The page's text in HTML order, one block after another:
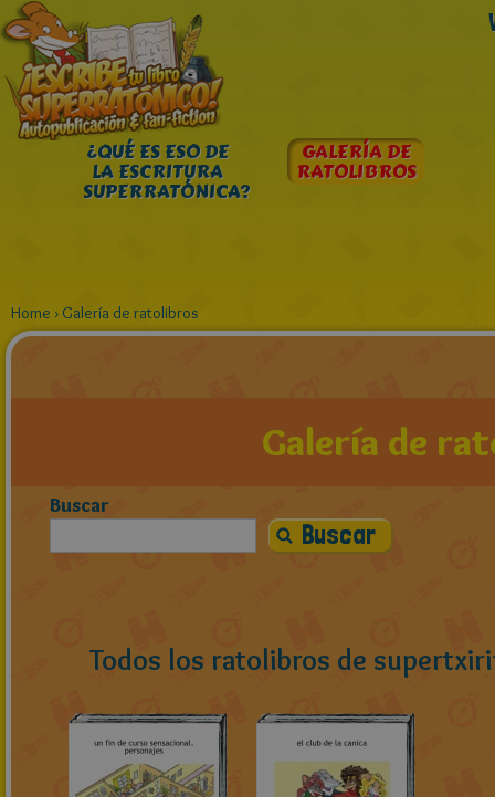
¿QUÉ ES ESO DE
LA ESCRITURA
SUPERRATÓNICA?
GALERÍA DE
RATOLIBROS
Home › Galería de ratolibros
Galería de
Buscar
Todos los ratolibros de